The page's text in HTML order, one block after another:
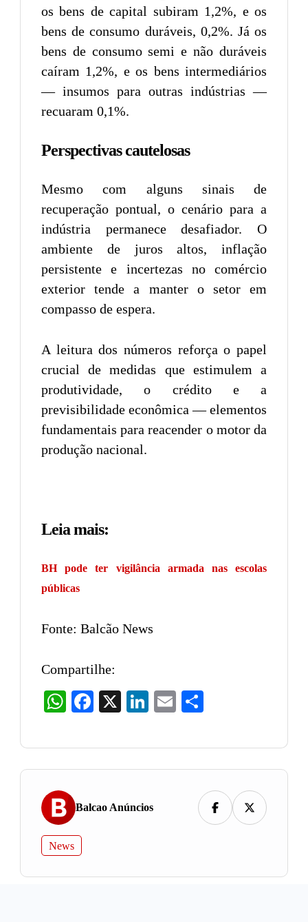
os bens de capital subiram 1,2%, e os
bens de consumo duráveis, 0,2%. Já os
bens de consumo semi e não duráveis
caíram 1,2%, e os bens intermediários
— insumos para outras indústrias —
recuaram 0,1%.
Perspectivas cautelosas
Mesmo com alguns sinais de
recuperação pontual, o cenário para a
indústria permanece desafiador. O
ambiente de juros altos, inflação
persistente e incertezas no comércio
exterior tende a manter o setor em
compasso de espera.
A leitura dos números reforça o papel
crucial de medidas que estimulem a
produtividade, o crédito e a
previsibilidade econômica — elementos
fundamentais para reacender o motor da
produção nacional.
Leia mais:
BH pode ter vigilância armada nas escolas
públicas
Fonte: Balcão News
Compartilhe:
WhatsAppFacebook LinkedIn
Email
Balcao Anúncios
News